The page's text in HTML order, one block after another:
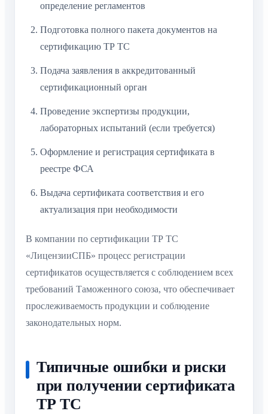
определение регламентов
Подготовка полного пакета документов на
сертификацию ТР ТС
Подача заявления в аккредитованный
сертификационный орган
Проведение экспертизы продукции,
лабораторных испытаний (если требуется)
Оформление и регистрация сертификата в
реестре ФСА
Выдача сертификата соответствия и его
актуализация при необходимости
В компании по сертификации ТР ТС
«ЛицензииСПБ» процесс регистрации
сертификатов осуществляется с соблюдением всех
требований Таможенного союза, что обеспечивает
прослеживаемость продукции и соблюдение
законодательных норм.
Типичные ошибки и риски
при получении сертификата
ТР ТС